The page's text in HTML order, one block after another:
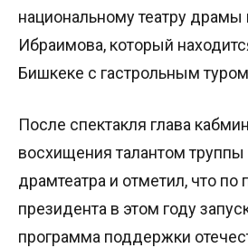
национальному театру
Ибраимова, который
Бишкеке с гастрольным
После спектакля глава
восхищения талантом труппы
драмтеатра и отметил, что по
президента в этом году
программа поддержки